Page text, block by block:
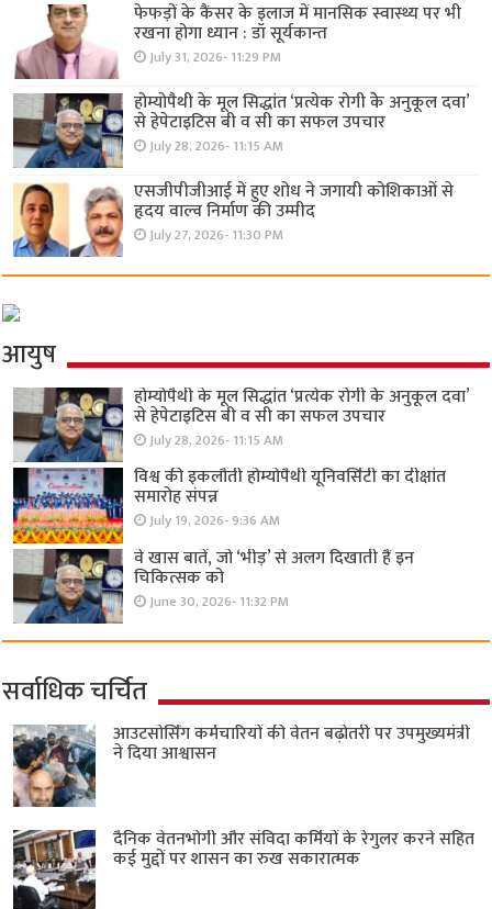
फेफड़ों के कैंसर के इलाज में मानसिक स्वास्थ्य पर भी
रखना होगा ध्यान : डॉ सूर्यकान्त
July 31, 2026- 11:29 PM
होम्योपैथी के मूल सिद्धांत ‘प्रत्येक रोगी केे अनुकूल दवा’
से हेपेटाइटिस बी व सी का सफल उपचार
July 28, 2026- 11:15 AM
एसजीपीजीआई में हुए शोध ने जगायी कोशिकाओं से
हृदय वाल्व निर्माण की उम्मीद
July 27, 2026- 11:30 PM
आयुष
होम्योपैथी के मूल सिद्धांत ‘प्रत्येक रोगी केे अनुकूल दवा’
से हेपेटाइटिस बी व सी का सफल उपचार
July 28, 2026- 11:15 AM
विश्व की इकलौती होम्योपैथी यूनिवर्सिटी का दीक्षांत
समारोह संपन्न
July 19, 2026- 9:36 AM
वे खास बातें, जो ‘भीड़’ से अलग दिखाती हैं इन
चिकित्सक को
June 30, 2026- 11:32 PM
सर्वाधिक चर्चित
आउटसोर्सिंग कर्मचारियों की वेतन बढ़ोतरी पर उपमुख्यमंत्री
ने दिया आश्वासन
दैनिक वेतनभोगी और संविदा कर्मियों के रेगुलर करने सहित
कई मुद्दों पर शासन का रुख सकारात्मक